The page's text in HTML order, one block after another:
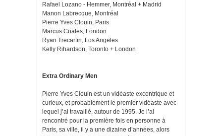
Rafael Lozano - Hemmer, Montréal + Madrid
Manon Labrecque, Montréal
Pierre Yves Clouin, Paris
Marcus Coates, London
Ryan Trecartin, Los Angeles
Kelly Rihardson, Toronto + London
Extra Ordinary Men
Pierre Yves Clouin est un vidéaste excentrique et
curieux, et probablement le premier vidéaste avec
lequel j’ai travaillé, autour de 1995. Je l’ai
rencontré pour la première fois en personne à
Paris, sa ville, il y a une dizaine d’années, alors